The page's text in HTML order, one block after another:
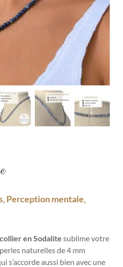
Perception mentale,
collier en Sodalite sublime votre
naturelles de 4 mm
s’accorde aussi bien avec une